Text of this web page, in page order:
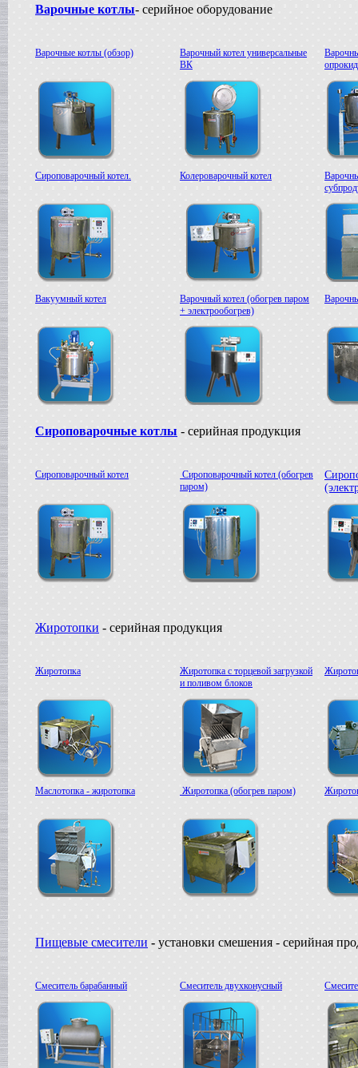
Варочные котлы- серийное оборудование
Варочные котлы (обзор)
Варочный котел универсальные
ВК
Сироповарочный котел. Колероварочный котел
Вакуумный котел
Варочный котел (обогрев паром
+ электрообогрев)
Сироповарочные котлы - серийная продукция
Сироповарочный котел
Сироповарочный котел (обогрев
паром)
Жиротопки - серийная продукция
Жиротопка
Жиротопка с торцевой загрузкой
и поливом блоков
Маслотопка - жиротопка Жиротопка (обогрев паром)
Пищевые смесители - установки смешения - серийная
Смеситель барабанный Смеситель двухконусный